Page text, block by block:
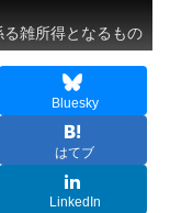
る雑所得となるもの
Bluesky
はてブ
LinkedIn